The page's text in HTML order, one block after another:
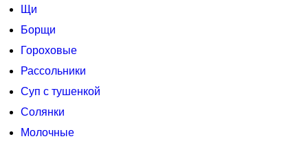
Щи
Борщи
Гороховые
Рассольники
Суп с тушенкой
Солянки
Молочные